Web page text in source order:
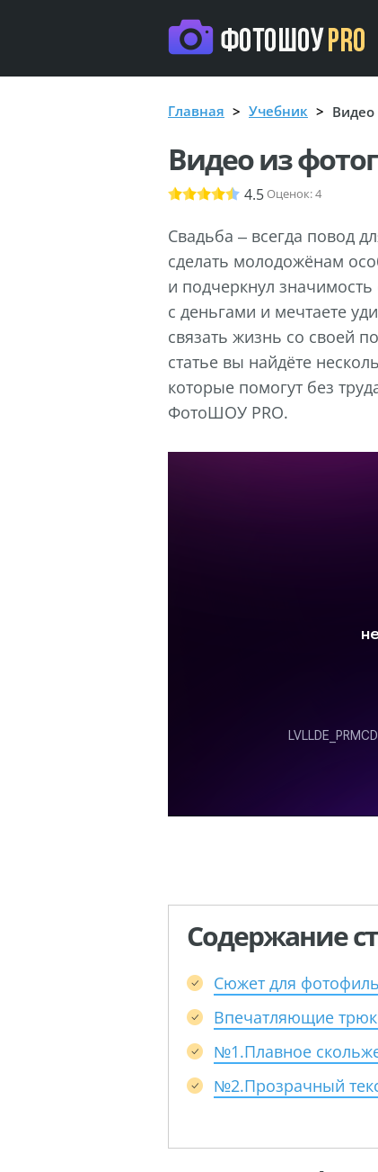
Главная Учебник Видео
Видео из
4.5Оценок:4
Свадьба – всегда повод
сделать молодожёнам
и подчеркнул
с деньгами и мечтаете
связать жизнь со своей
статье вы найдёте
которые помогут без
ФотоШОУ PRO.
Содержание
Сюжет для
Впечатляющие
№1.Плавное
№2.Прозрачный